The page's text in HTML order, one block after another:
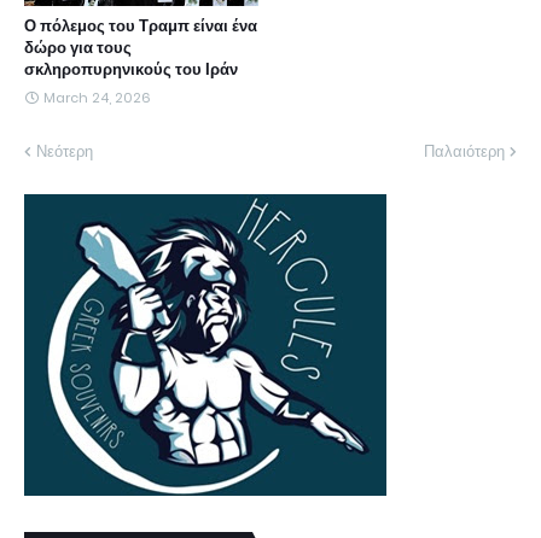
Ο πόλεμος του Τραμπ είναι ένα
δώρο για τους
σκληροπυρηνικούς του Ιράν
March 24, 2026
Νεότερη Παλαιότερη